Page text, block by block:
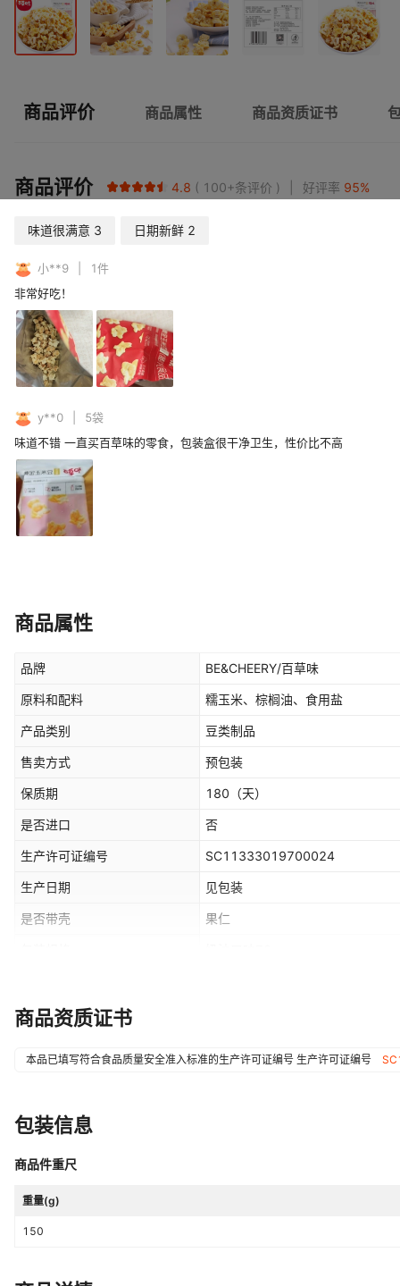
商品评价 商品属性 商品资质证书
商品评价 4.8 100+条评价 好评率 95%
味道很满意 3 日期新鲜 2
小**9 1件
非常好吃！
y**0 5袋
味道不错 一直买百草味的零食，包装盒很干净卫生，性价比不高
商品属性
品牌 BE&CHEERY/百草味
原料和配料 糯玉米、棕榈油、食用盐
产品类别 豆类制品
售卖方式 预包装
保质期 180 （天）
是否进口 否
生产许可证编号 SC11333019700024
生产日期 见包装
是否带壳 果仁
商品资质证书
本品已填写符合食品质量安全准入标准的生产许可证编号 生产许可证编号
包装信息
商品件重尺
重量(g)
150